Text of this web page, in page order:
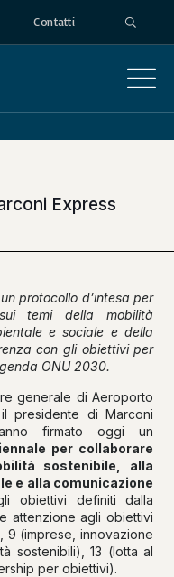
Contatti
Express
protocollo d’intesa per
temi della mobilità
e sociale e della
con gli obiettivi per
ONU 2030.
generale di Aeroporto
presidente di Marconi
firmato oggi un
per collaborare
sostenibile, alla
e alla comunicazione
obiettivi definiti dalla
attenzione agli obiettivi
9 (imprese, innovazione
sostenibili), 13 (lotta al
per obiettivi).